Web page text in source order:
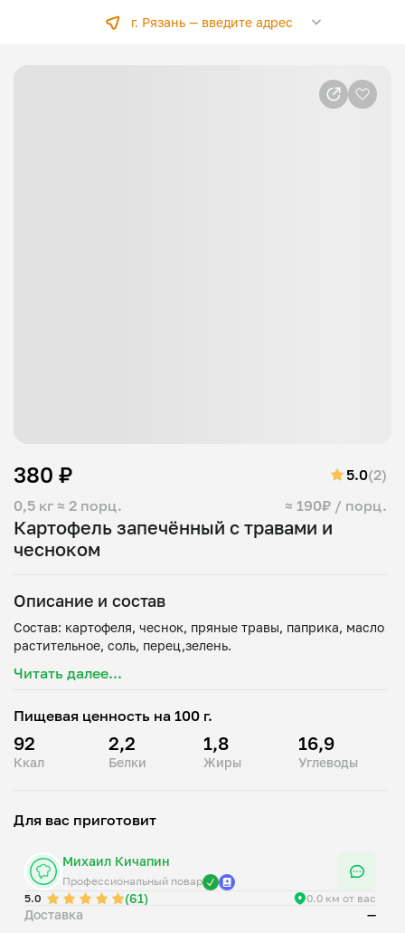
г. Рязань —введите адрес
Картофель запечённый с травами и
чесноком
0,5 кг ≈ 2 порц. ≈ 190₽ / порц.
380 ₽ 5.0(2)
Описание и состав
Состав: картофеля, чеснок, пряные травы, паприка, масло
Читать далее...
Пищевая ценность на 100 г.
92
Ккал
2,2
Белки
1,8
Жиры
16,9
Углеводы
Для вас приготовит
Михаил Кичапин
Профессиональный повар
5.0
(61) 0.0 км от вас
Доставка —